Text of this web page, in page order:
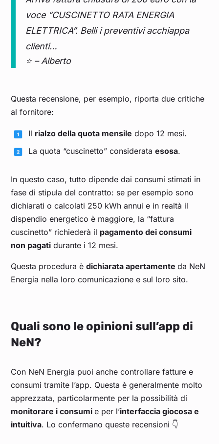
voce “CUSCINETTO RATA ENERGIA
ELETTRICA”. Belli i preventivi acchiappa
clienti…
⭐ – Alberto
Questa recensione, per esempio, riporta due critiche
al fornitore:
Il rialzo della quota mensile dopo 12 mesi.
La quota “cuscinetto” considerata esosa.
In questo caso, tutto dipende dai consumi stimati in
fase di stipula del contratto: se per esempio sono
dichiarati o calcolati 250 kWh annui e in realtà il
dispendio energetico è maggiore, la “fattura
cuscinetto” richiederà il pagamento dei consumi
non pagati durante i 12 mesi.
Questa procedura èdichiarata apertamenteda NeN
Energia nella loro comunicazione e sul loro sito.
Quali sono le opinioni sull’app di
NeN?
Con NeN Energia puoi anche controllare fatture e
consumi tramite l’app. Questa è generalmente molto
apprezzata, particolarmente per la possibilità di
monitorare i consumie per l’interfaccia giocosa e
intuitiva. Lo confermano queste recensioni 👇